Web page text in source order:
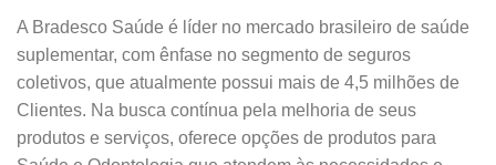
A Bradesco Saúde é líder no mercado brasileiro de saúde
suplementar, com ênfase no segmento de seguros
coletivos, que atualmente possui mais de 4,5 milhões de
Clientes. Na busca contínua pela melhoria de seus
produtos e serviços, oferece opções de produtos para